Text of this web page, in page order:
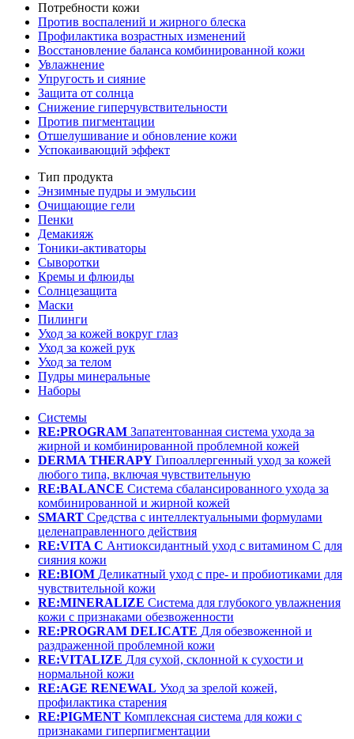
Потребности кожи
Против воспалений и жирного блеска
Профилактика возрастных изменений
Восстановление баланса комбинированной кожи
Увлажнение
Упругость и сияние
Защита от солнца
Снижение гиперчувствительности
Против пигментации
Отшелушивание и обновление кожи
Успокаивающий эффект
Тип продукта
Энзимные пудры и эмульсии
Очищающие гели
Пенки
Демакияж
Тоники-активаторы
Сыворотки
Кремы и флюиды
Солнцезащита
Маски
Пилинги
Уход за кожей вокруг глаз
Уход за кожей рук
Уход за телом
Пудры минеральные
Наборы
Системы
RE:PROGRAM Запатентованная система ухода за
жирной и комбинированной проблемной кожей
DERMA THERAPY Гипоаллергенный уход за кожей
любого типа, включая чувствительную
RE:BALANCE Система сбалансированного ухода за
комбинированной и жирной кожей
SMART Средства с интеллектуальными формулами
целенаправленного действия
RE:VITA C Антиоксидантный уход с витамином С для
сияния кожи
RE:BIOM Деликатный уход с пре- и пробиотиками для
чувствительной кожи
RE:MINERALIZE Система для глубокого увлажнения
кожи с признаками обезвоженности
RE:PROGRAM DELICATE Для обезвоженной и
раздраженной проблемной кожи
RE:VITALIZE Для сухой, склонной к сухости и
нормальной кожи
RE:AGE RENEWAL Уход за зрелой кожей,
профилактика старения
RE:PIGMENT Комплексная система для кожи с
признаками гиперпигментации